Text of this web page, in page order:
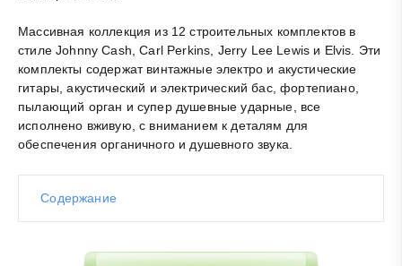
Массивная коллекция из 12 строительных комплектов в
стиле Johnny Cash, Carl Perkins, Jerry Lee Lewis и Elvis. Эти
комплекты содержат винтажные электро и акустические
гитары, акустический и электрический бас, фортепиано,
пылающий орган и супер душевные ударные, все
исполнено вживую, с вниманием к деталям для
обеспечения органичного и душевного звука.
Содержание